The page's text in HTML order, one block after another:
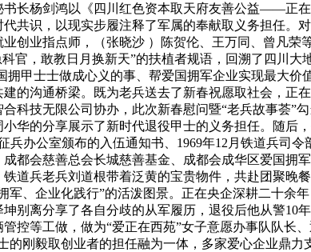
杨剑鸿以《四川红色资本取天府友善公益——正
共识，以现实步履注释了军属的奉献取义务担任。
创业指点师，（张晓沙 ）陈贺伦、王万同、曾凡
，敢教日月换新天”的扶植者规语，回溯了四川
甲士士做成心义的事、帮爱国拥军企业实现最大
的沟通桥梁。既为老兵送去了新春祝愿取社会，正
科技无限公司协办，此次新春慰问暨“老兵故事荟”
华的分享展示了新时代退役甲士的义务担任。随后
办公室颁布的入伍通知书、1969年12月铁道兵司令
都会慈善总会长城慈善基金、成都会成华区爱国拥
道兵老兵刘道根带着泛黄的宝贵物件，共赴团聚晚
、企业化践行”的活泼图景。正在央企深耕二十余
别离分享了各自分歧的从军履历，退役后他从警10
控等工做，做为“爱正在西苑”女子意愿办事队队长
刚毅取创业者的担任融为一体，多家爱心企业鼎力